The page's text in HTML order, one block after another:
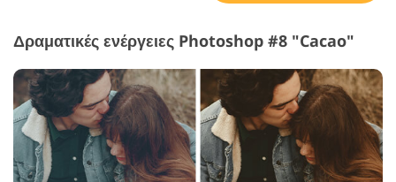
Δραματικές ενέργειες Photoshop #8 "Cacao"